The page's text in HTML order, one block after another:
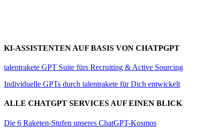
KI-ASSISTENTEN AUF BASIS VON CHATPGPT
talentrakete GPT Suite fürs Recruiting & Active Sourcing
Individuelle GPTs durch talentrakete für Dich entwickelt
ALLE CHATGPT SERVICES AUF EINEN BLICK
Die 6 Raketen-Stufen unseres ChatGPT-Kosmos